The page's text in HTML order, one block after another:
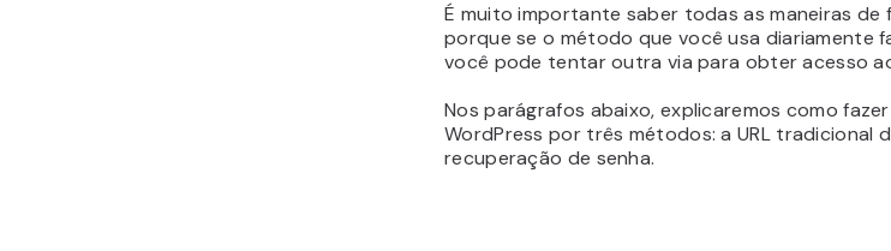
É muito importante saber todas as maneiras de
porque se o método que você usa diariamente
você pode tentar outra via para obter acesso
Nos parágrafos abaixo, explicaremos como
WordPress por três métodos: a URL tradicional
recuperação de senha.